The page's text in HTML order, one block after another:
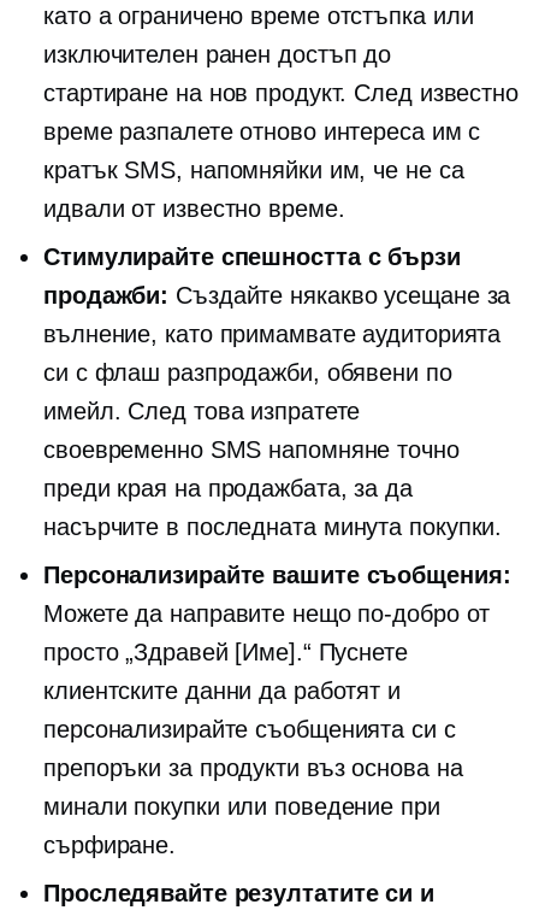
като aограничено времеотстъпка или
изключителен ранен достъп до
стартиране на нов продукт. След известно
време разпалете отново интереса им с
кратък SMS, напомняйки им, че не са
идвали от известно време.
Стимулирайте спешността с бързи
продажби: Създайте някакво усещане за
вълнение, като примамвате аудиторията
си с флаш разпродажби, обявени по
имейл. След това изпратете
своевременно SMS напомняне точно
преди края на продажбата, за да
насърчите в последната минута покупки.
Персонализирайте вашите съобщения:
Можете да направите нещо по-добро от
просто „Здравей [Име].“ Пуснете
клиентските данни да работят и
персонализирайте съобщенията си с
препоръки за продукти въз основа на
минали покупки или поведение при
сърфиране.
Проследявайте резултатите си и